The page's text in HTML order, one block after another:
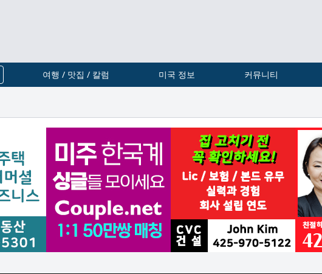
여행 / 맛집 / 칼럼 미국 정보 커뮤니티